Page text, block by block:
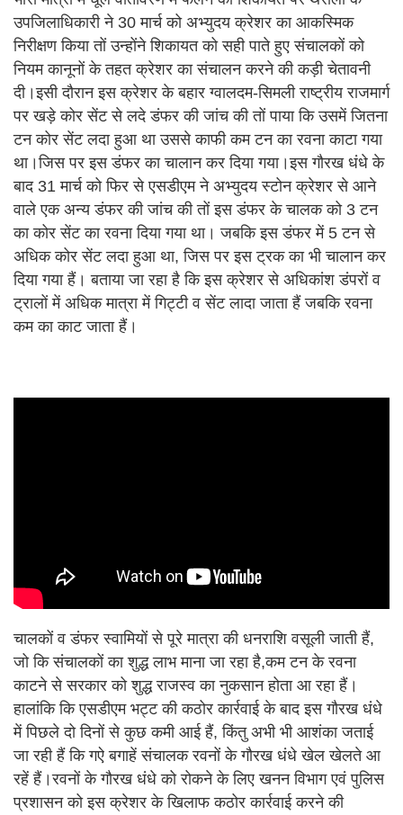
उपजिलाधिकारी ने 30 मार्च को अभ्युदय क्रेशर का आकस्मिक
निरीक्षण किया तों उन्होंने शिकायत को सही पाते हुए संचालकों को
नियम कानूनों के तहत क्रेशर का संचालन करने की कड़ी चेतावनी
दी।इसी दौरान इस क्रेशर के बहार ग्वालदम-सिमली राष्ट्रीय राजमार्ग
पर खड़े कोर सेंट से लदे डंफर की जांच की तों पाया कि उसमें जितना
टन कोर सेंट लदा हुआ था उससे काफी कम टन का रवना काटा गया
था।जिस पर इस डंफर का चालान कर दिया गया।इस गौरख धंधे के
बाद 31 मार्च को फिर से एसडीएम ने अभ्युदय स्टोन क्रेशर से आने
वाले एक अन्य डंफर की जांच की तों इस डंफर के चालक को 3 टन
का कोर सेंट का रवना दिया गया था। जबकि इस डंफर में 5 टन से
अधिक कोर सेंट लदा हुआ था, जिस पर इस ट्रक का भी चालान कर
दिया गया हैं। बताया जा रहा है कि इस क्रेशर से अधिकांश डंपरों व
ट्रालों में अधिक मात्रा में गिट्टी व सेंट लादा जाता हैं जबकि रवना
कम का काट जाता हैं।
चालकों व डंफर स्वामियों से पूरे मात्रा की धनराशि वसूली जाती हैं,
जो कि संचालकों का शुद्ध लाभ माना जा रहा है,कम टन के रवना
काटने से सरकार को शुद्ध राजस्व का नुकसान होता आ रहा हैं।
हालांकि कि एसडीएम भट्ट की कठोर कार्रवाई के बाद इस गौरख धंधे
में पिछले दो दिनों से कुछ कमी आई हैं, किंतु अभी भी आशंका जताई
जा रही हैं कि गऐ बगाहें संचालक रवनों के गौरख धंधे खेल खेलते आ
रहें हैं।रवनों के गौरख धंधे को रोकने के लिए खनन विभाग एवं पुलिस
प्रशासन को इस क्रेशर के खिलाफ कठोर कार्रवाई करने की